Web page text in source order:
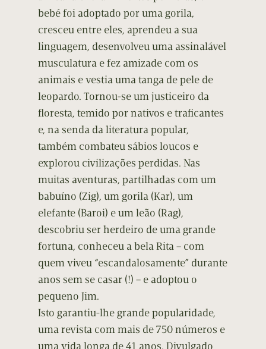
bebé foi adoptado por uma gorila,
cresceu entre eles, aprendeu a sua
linguagem, desenvolveu uma assinalável
musculatura e fez amizade com os
animais e vestia uma tanga de pele de
leopardo. Tornou-se um justiceiro da
floresta, temido por nativos e traficantes
e, na senda da literatura popular,
também combateu sábios loucos e
explorou civilizações perdidas. Nas
muitas aventuras, partilhadas com um
babuíno (Zig), um gorila (Kar), um
elefante (Baroi) e um leão (Rag),
descobriu ser herdeiro de uma grande
fortuna, conheceu a bela Rita – com
quem viveu “escandalosamente” durante
anos sem se casar (!) – e adoptou o
pequeno Jim.
Isto garantiu-lhe grande popularidade,
uma revista com mais de 750 números e
uma vida longa de 41 anos. Divulgado